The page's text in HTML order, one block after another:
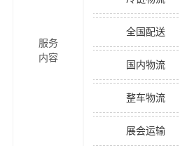
服务
内容
全国配送
国内物流
整车物流
展会运输